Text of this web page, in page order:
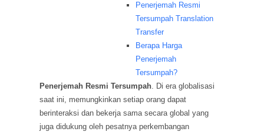
Penerjemah Resmi
Tersumpah Translation
Transfer
Berapa Harga
Penerjemah
Tersumpah?
Penerjemah Resmi Tersumpah. Di era globalisasi
saat ini, memungkinkan setiap orang dapat
berinteraksi dan bekerja sama secara global yang
juga didukung oleh pesatnya perkembangan